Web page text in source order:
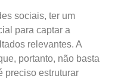
sociais, ter um
para captar a
relevantes. A
portanto, não basta
preciso estruturar